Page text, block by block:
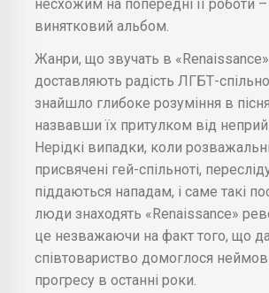
несхожим на попередні її роботи
винятковий альбом.
Жанри, що звучать в
доставляють радість ЛГБТ-
знайшло глибоке розуміння в
назвавши їх притулком від
Нерідкі випадки, коли
присвячені гей-спільноті,
піддаються нападам, і саме такі
люди знаходять «Renaissance»
це незважаючи на факт того, що
співтовариство домоглося
прогресу в останні роки.